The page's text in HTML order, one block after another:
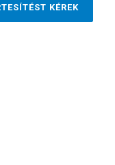
KÉREK